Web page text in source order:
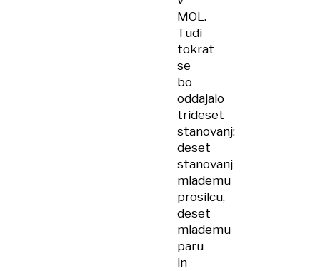
MOL.
Tudi
tokrat
se
bo
oddajalo
trideset
stanovanj:
deset
stanovanj
mlademu
prosilcu,
deset
mlademu
paru
in